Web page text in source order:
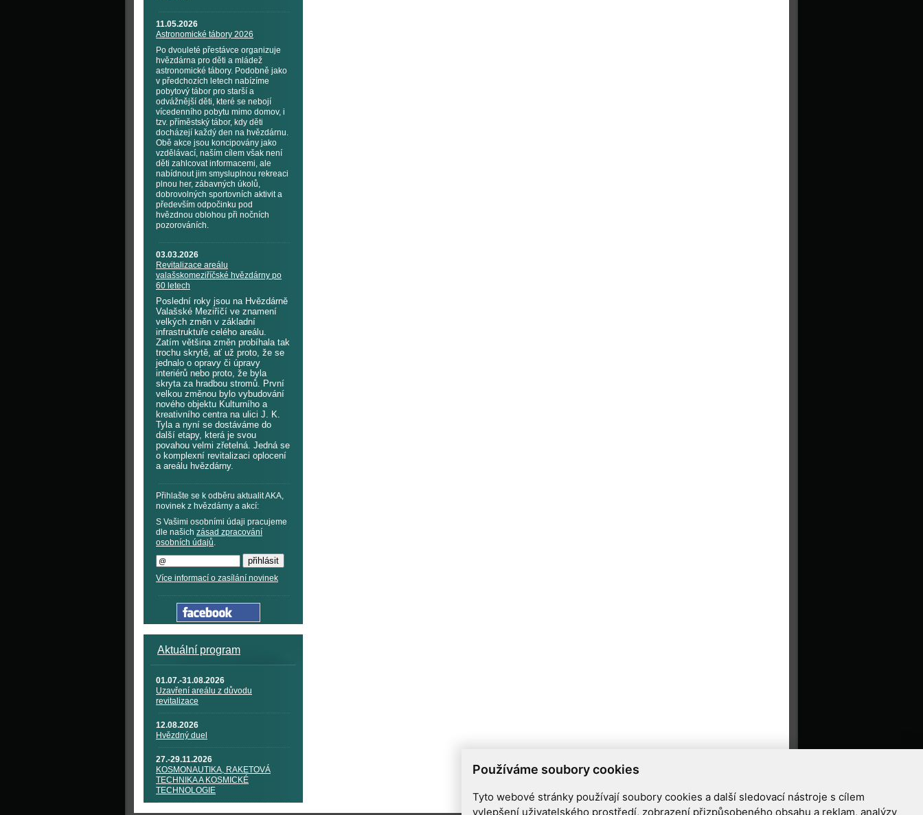
Používáme soubory cookies
Tyto webové stránky používají soubory cookies a další sledovací nástroje s cílem
vylepšení uživatelského prostředí, zobrazení přizpůsobeného obsahu a reklam, analýzy
11.05.2026
Astronomické tábory 2026
Po dvouleté přestávce organizuje
hvězdárna pro děti a mládež
astronomické tábory. Podobně jako
v předchozích letech nabízíme
pobytový tábor pro starší a
odvážnější děti, které se nebojí
vícedenního pobytu mimo domov, i
tzv. příměstský tábor, kdy děti
docházejí každý den na hvězdárnu.
Obě akce jsou koncipovány jako
vzdělávací, naším cílem však není
děti zahlcovat informacemi, ale
nabídnout jim smysluplnou rekreaci
plnou her, zábavných úkolů,
dobrovolných sportovních aktivit a
především odpočinku pod
hvězdnou oblohou při nočních
pozorováních.
03.03.2026
Revitalizace areálu
valašskomeziříčské hvězdárny po
60 letech
Poslední roky jsou na Hvězdárně
Valašské Meziříčí ve znamení
velkých změn v základní
infrastruktuře celého areálu.
Zatím většina změn probíhala tak
trochu skrytě, ať už proto, že se
jednalo o opravy či úpravy
interiérů nebo proto, že byla
skryta za hradbou stromů. První
velkou změnou bylo vybudování
nového objektu Kulturního a
kreativního centra na ulici J. K.
Tyla a nyní se dostáváme do
další etapy, která je svou
povahou velmi zřetelná. Jedná se
o komplexní revitalizaci oplocení
a areálu hvězdárny.
Přihlašte se k odběru aktualit AKA,
novinek z hvězdárny a akcí:
S Vašimi osobními údaji pracujeme
dle našich zásad zpracování
osobních údajů.
Více informací o zasílání novinek
Aktuální program
01.07.-31.08.2026
Uzavření areálu z důvodu
revitalizace
12.08.2026
Hvězdný duel
27.-29.11.2026
KOSMONAUTIKA, RAKETOVÁ
TECHNIKA A KOSMICKÉ
TECHNOLOGIE